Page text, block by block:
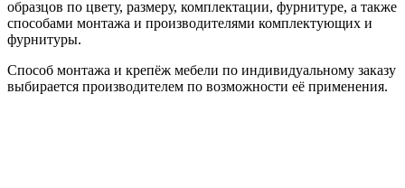
образцов по цвету, размеру, комплектации, фурнитуре, а также
способами монтажа и производителями комплектующих и
фурнитуры.
Способ монтажа и крепёж мебели по индивидуальному заказу
выбирается производителем по возможности её применения.